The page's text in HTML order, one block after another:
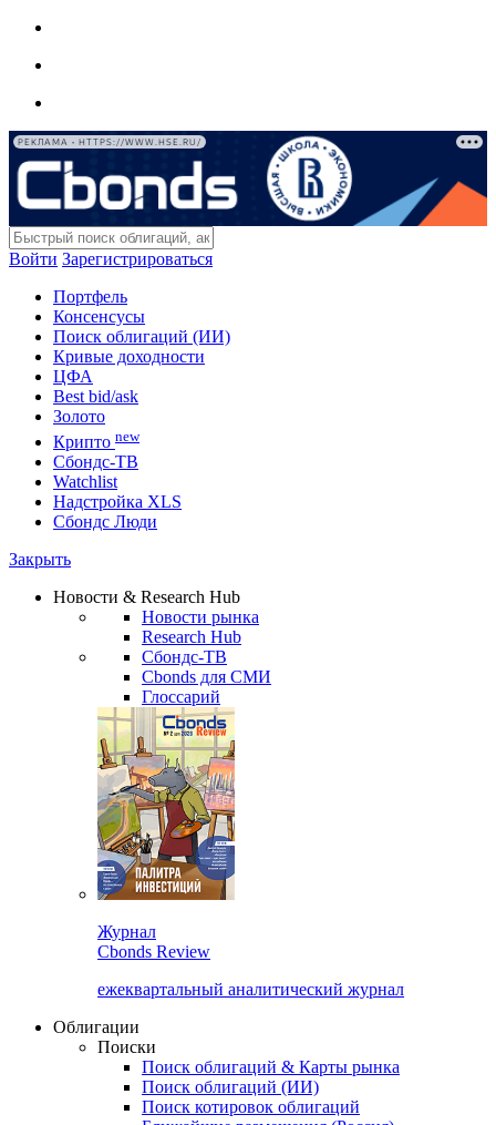
РЕКЛАМА • HTTPS://WWW.HSE.RU/
Войти Зарегистрироваться
Портфель
Консенсусы
Поиск облигаций (ИИ)
Кривые доходности
ЦФА
Best bid/ask
Золото
Крипто new
Сбондс-ТВ
Watchlist
Надстройка XLS
Сбондс Люди
Закрыть
Новости & Research Hub
Новости рынка
Research Hub
Сбондс-ТВ
Cbonds для СМИ
Глоссарий
Журнал
Cbonds Review
ежеквартальный аналитический журнал
Облигации
Поиски
Поиск облигаций & Карты рынка
Поиск облигаций (ИИ)
Поиск котировок облигаций